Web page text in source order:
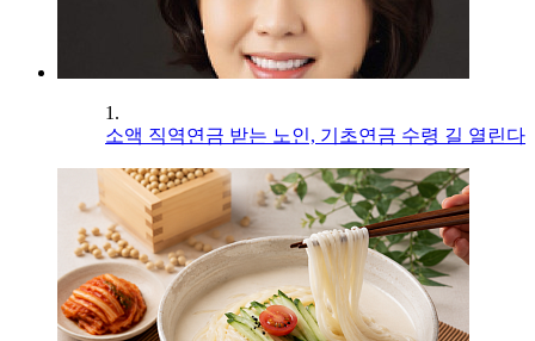
1.
소액 직역연금 받는 노인, 기초연금 수령 길 열린다